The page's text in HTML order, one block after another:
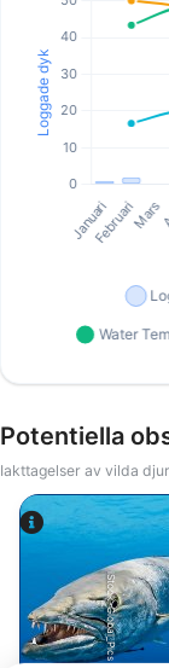
Potentiella
Iakttagelser av vilda
iStock-Global_Pics